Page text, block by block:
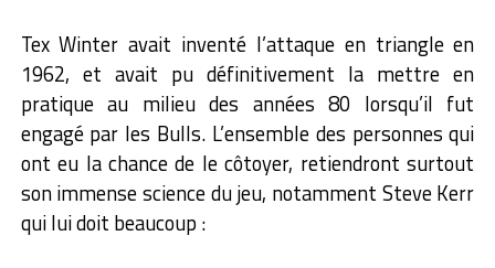
Tex Winter avait inventé l’attaque en triangle en
1962, et avait pu définitivement la mettre en
pratique au milieu des années 80 lorsqu’il fut
engagé par les Bulls. L’ensemble des personnes qui
ont eu la chance de le côtoyer, retiendront surtout
son immense science du jeu, notamment Steve Kerr
qui lui doit beaucoup :